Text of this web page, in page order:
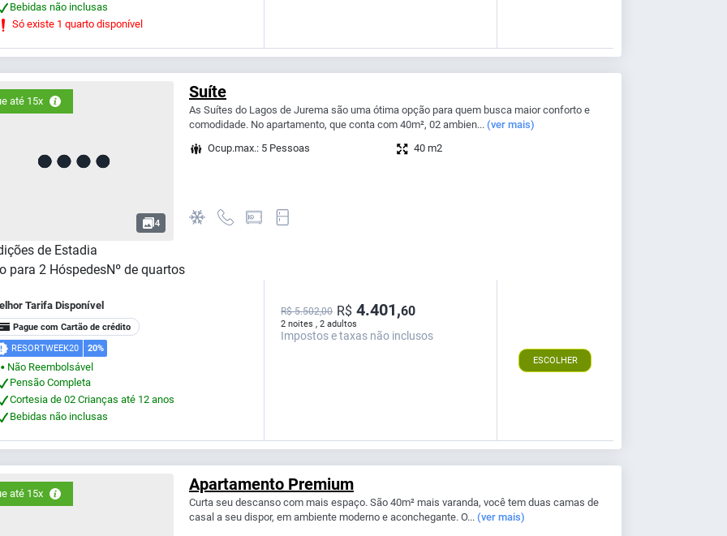
Bebidas não inclusas
Só existe 1 quarto disponível
até 15x
4
Suíte
As Suítes do Lagos de Jurema são uma ótima opção para quem busca maior conforto e
comodidade. No apartamento, que conta com 40m², 02 ambien... (ver mais)
Ocup.max.: 5 Pessoas
40 m2
de Estadia
para 2 HóspedesNº de quartos
Tarifa Disponível
Pague com Cartão de crédito
RESORTWEEK20 20%
⬤
Não Reembolsável
Pensão Completa
Cortesia de 02 Crianças até 12 anos
Bebidas não inclusas
2 noites , 2 adultos
R$ 5.502,00 R$ 4.401,60
Impostos e taxas não inclusos
ESCOLHER
até 15x Apartamento Premium
Curta seu descanso com mais espaço. São 40m² mais varanda, você tem duas camas de
casal a seu dispor, em ambiente moderno e aconchegante. O... (ver mais)